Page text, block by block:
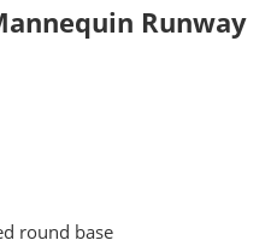
Runway
round base